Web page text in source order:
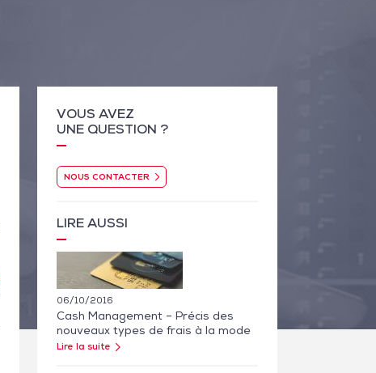
VOUS AVEZ
UNE QUESTION ?
NOUS CONTACTER
LIRE AUSSI
06/10/2016
Cash Management – Précis des
nouveaux types de frais à la mode
Lire la suite